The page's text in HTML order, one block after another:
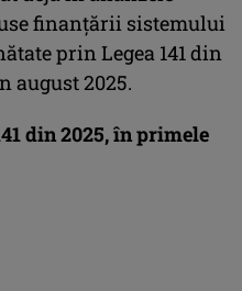
finanţării sistemului
prin Legea 141 din
august 2025.
din 2025, în primele